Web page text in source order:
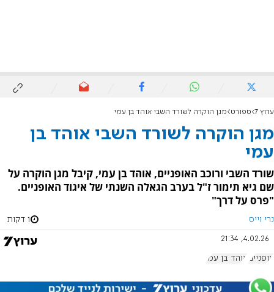
ערוץ 7 ספורט מגן הוקרה לשורד השבי אוהד בן עמי
מגן הוקרה לשורד השבי אוהד בן
עמי
שורד השבי ורוכב האופניים, אוהד בן עמי, קיבל מגן הוקרה על
שם גיא תימור ז"ל בערב הגאלה השנתי של איגוד האופניים.
"פרס על דרך"
נרי וייס 1 דקות
4.02.26, 21:34
אופניים אוהד בן עמי